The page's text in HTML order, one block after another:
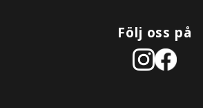
Följ oss på